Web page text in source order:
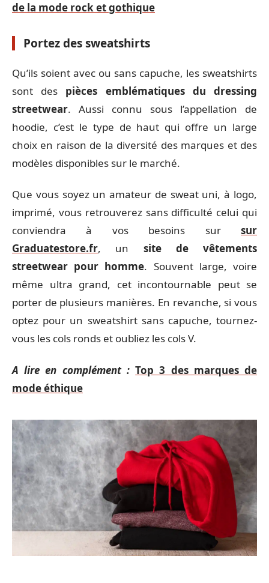
de la mode rock et gothique
Portez des sweatshirts
Qu’ils soient avec ou sans capuche, les sweatshirts
sont des pièces emblématiques du dressing
streetwear. Aussi connu sous l’appellation de
hoodie, c’est le type de haut qui offre un large
choix en raison de la diversité des marques et des
modèles disponibles sur le marché.
Que vous soyez un amateur de sweat uni, à logo,
imprimé, vous retrouverez sans difficulté celui qui
conviendra à vos besoins sur sur
Graduatestore.fr, un site de vêtements
streetwear pour homme. Souvent large, voire
même ultra grand, cet incontournable peut se
porter de plusieurs manières. En revanche, si vous
optez pour un sweatshirt sans capuche, tournez-
vous les cols ronds et oubliez les cols V.
A lire en complément : Top 3 des marques de
mode éthique